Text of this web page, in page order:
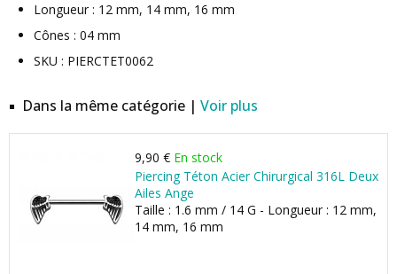
Longueur : 12 mm, 14 mm, 16 mm
Cônes : 04 mm
SKU : PIERCTET0062
Dans la même catégorie | Voir plus
9,90 € En stock
Piercing Téton Acier Chirurgical 316L Deux
Ailes Ange
Taille : 1.6 mm / 14 G - Longueur : 12 mm,
14 mm, 16 mm